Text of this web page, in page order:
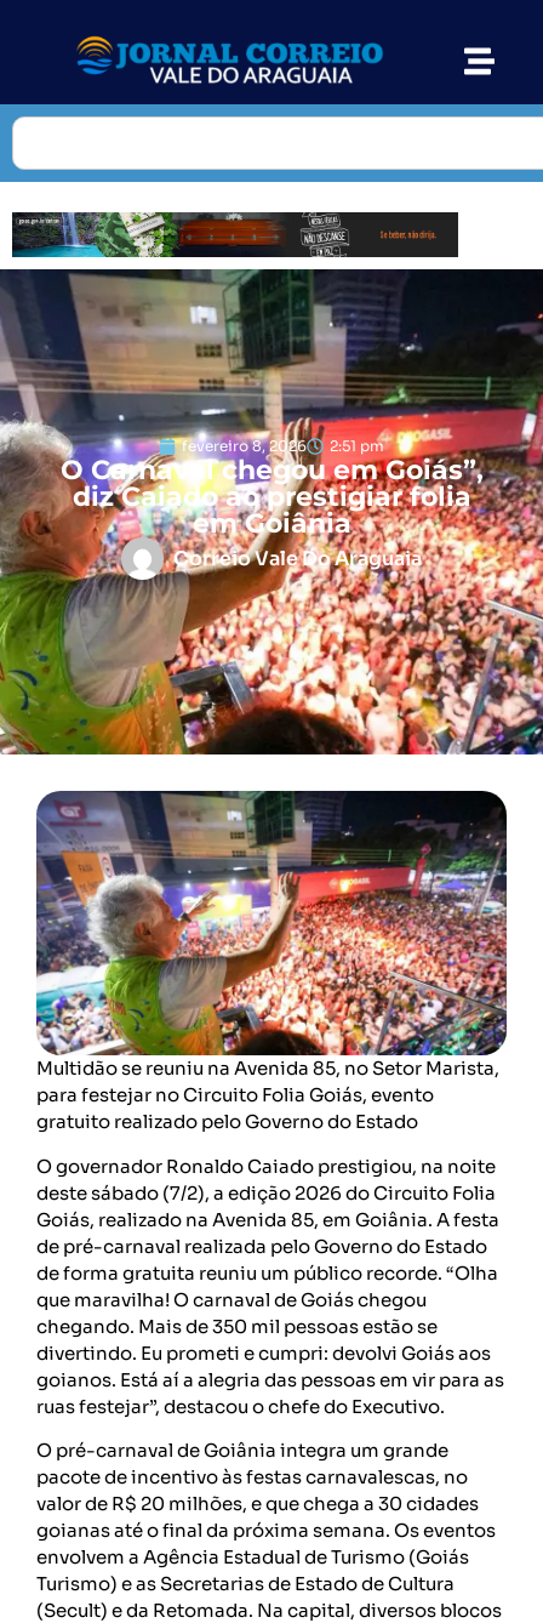
fevereiro 8, 2026 2:51 pm
O Carnaval chegou em Goiás”,
diz Caiado ao prestigiar folia
em Goiânia
Correio Vale Do Araguaia
Multidão se reuniu na Avenida 85, no Setor Marista,
para festejar no Circuito Folia Goiás, evento
gratuito realizado pelo Governo do Estado
O governador Ronaldo Caiado prestigiou, na noite
deste sábado (7/2), a edição 2026 do Circuito Folia
Goiás, realizado na Avenida 85, em Goiânia. A festa
de pré-carnaval realizada pelo Governo do Estado
de forma gratuita reuniu um público recorde. “Olha
que maravilha! O carnaval de Goiás chegou
chegando. Mais de 350 mil pessoas estão se
divertindo. Eu prometi e cumpri: devolvi Goiás aos
goianos. Está aí a alegria das pessoas em vir para as
ruas festejar”, destacou o chefe do Executivo.
O pré-carnaval de Goiânia integra um grande
pacote de incentivo às festas carnavalescas, no
valor de R$ 20 milhões, e que chega a 30 cidades
goianas até o final da próxima semana. Os eventos
envolvem a Agência Estadual de Turismo (Goiás
Turismo) e as Secretarias de Estado de Cultura
(Secult) e da Retomada. Na capital, diversos blocos